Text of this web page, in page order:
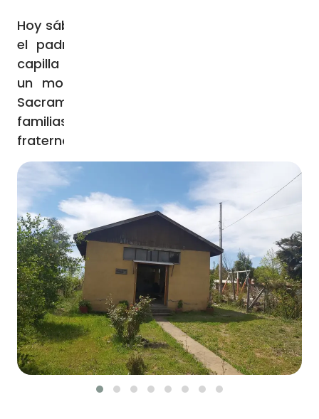
Hoy sábado 14 de octubre a las 15,00 horas
el padre Luis Rocha, celebró misa en la
capilla Santa Elena. Antes de la misa hubo
un momento de adoración al Santísimo
Sacramento del Altar. Se bendijeron a las
familias y se terminó con un compartir
fraterno.